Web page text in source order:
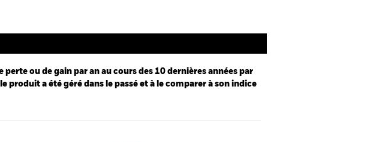
ou de gain par an au cours des 10 dernières années par
produit a été géré dans le passé et à le comparer à son indice